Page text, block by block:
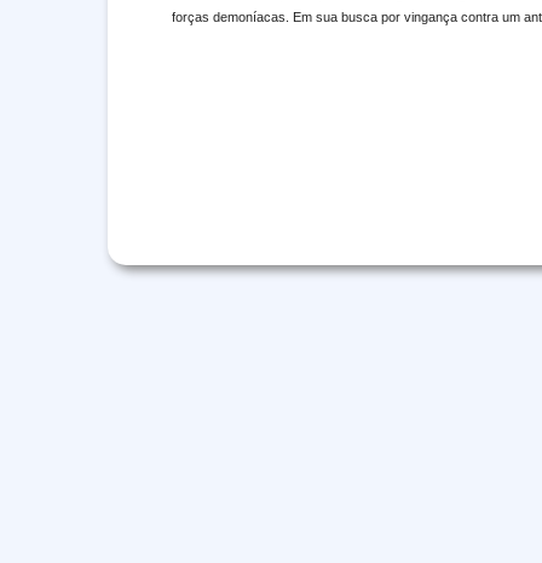
forças demoníacas. Em sua busca por vingança contra um